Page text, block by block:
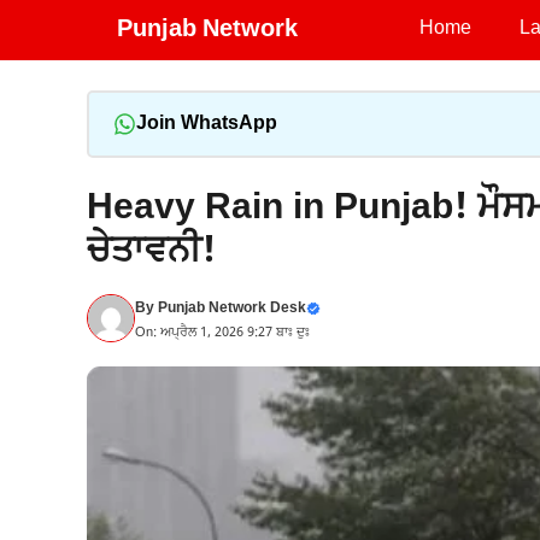
Punjab Network Home
Join WhatsApp
Heavy Rain in Punjab! ਮੌਸਮ
ਚੇਤਾਵਨੀ!
ByPunjab Network Desk
On: ਅਪ੍ਰੈਲ 1, 2026 9:27 ਬਾਃ ਦੁਃ